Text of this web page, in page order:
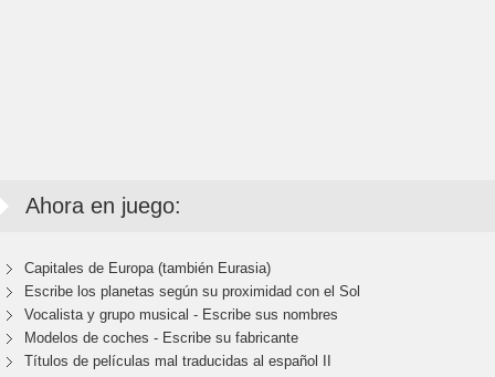
Ahora en juego:
Capitales de Europa (también Eurasia)
Escribe los planetas según su proximidad con el Sol
Vocalista y grupo musical - Escribe sus nombres
Modelos de coches - Escribe su fabricante
Títulos de películas mal traducidas al español II